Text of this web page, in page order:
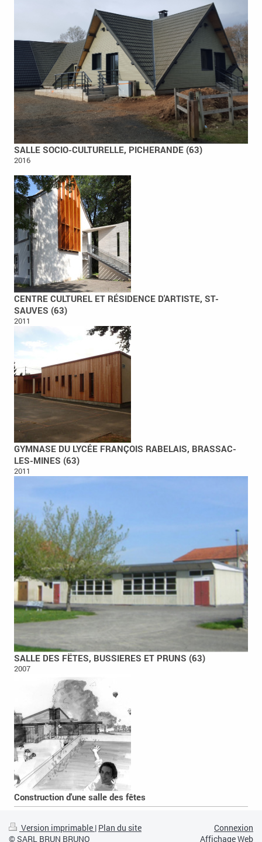
SALLE SOCIO-CULTURELLE, PICHERANDE (63)
2016
CENTRE CULTUREL ET RÉSIDENCE D'ARTISTE, ST-
SAUVES (63)
2011
GYMNASE DU LYCÉE FRANÇOIS RABELAIS, BRASSAC-
LES-MINES (63)
2011
SALLE DES FËTES, BUSSIERES ET PRUNS (63)
2007
Construction d'une salle des fêtes
Version imprimable | Plan du site
© SARL BRUN BRUNO
Connexion
Affichage Web